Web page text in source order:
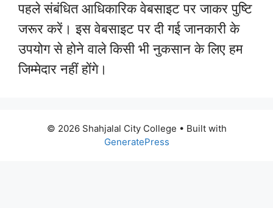
पहले संबंधित आधिकारिक वेबसाइट पर जाकर पुष्टि
जरूर करें। इस वेबसाइट पर दी गई जानकारी के
उपयोग से होने वाले किसी भी नुकसान के लिए हम
जिम्मेदार नहीं होंगे।
© 2026 Shahjalal City College • Built with
GeneratePress